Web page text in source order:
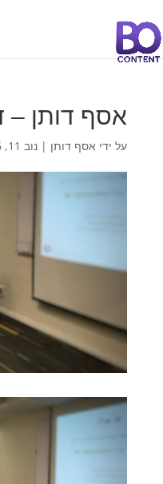
אסף דותן –
על ידי אסף דותן | נוב 11, 2016